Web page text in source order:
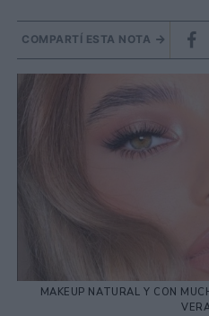
COMPARTÍ ESTA NOTA
MAKEUP NATURAL Y CON